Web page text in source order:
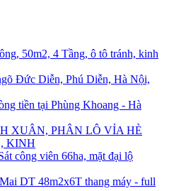
50m2, 4 Tầng, ô tô tránh, kinh
Đức Diễn, Phú Diễn, Hà Nội,
tiền tại Phùng Khoang - Hà
XUÂN, PHÂN LÔ VỈA HÈ
KINH
công viên 66ha, mặt đại lộ
DT 48m2x6T thang máy - full